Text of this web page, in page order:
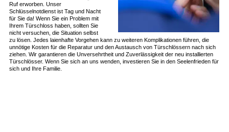
Ruf erworben. Unser
Schlüsselnotdienst ist Tag und Nacht
für Sie da! Wenn Sie ein Problem mit
Ihrem Türschloss haben, sollten Sie
nicht versuchen, die Situation selbst
zu lösen. Jedes laienhafte Vorgehen kann zu weiteren Komplikationen führen, die
unnötige Kosten für die Reparatur und den Austausch von Türschlössern nach sich
ziehen. Wir garantieren die Unversehrtheit und Zuverlässigkeit der neu installierten
Türschlösser. Wenn Sie sich an uns wenden, investieren Sie in den Seelenfrieden für
sich und Ihre Familie.